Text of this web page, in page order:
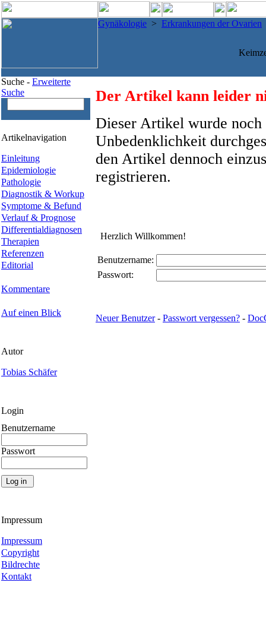
Gynäkologie > Erkrankungen der Ovarien
Suche - Erweiterte
Suche
Artikelnavigation
Einleitung
Epidemiologie
Pathologie
Diagnostik & Workup
Symptome & Befund
Verlauf & Prognose
Differentialdiagnosen
Therapien
Referenzen
Editorial
Kommentare
Auf einen Blick
Autor
Tobias Schäfer
Login
Benutzername
Passwort
Impressum
Impressum
Copyright
Bildrechte
Kontakt
Der Artikel kann leider
Dieser Artikel wurde
Unbedenklichkeit
den Artikel dennoch
registrieren.
Herzlich Willkommen!
Benutzername:
Passwort:
Neuer Benutzer- Passwort vergessen? -